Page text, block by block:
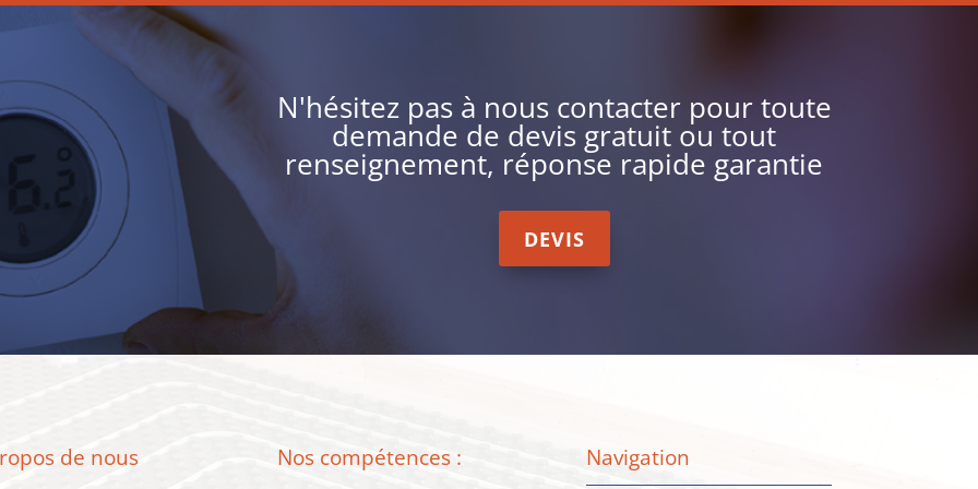
N'hésitez pas à nous contacter pour toute
demande de devis gratuit ou tout
renseignement, réponse rapide garantie
DEVIS
de nous Nos compétences : Navigation